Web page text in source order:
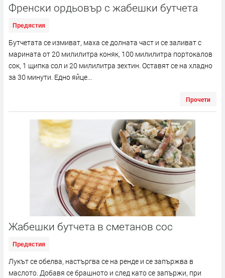
Френски ордьовър с жабешки бутчета
Предястия
Бутчетата се измиват, маха се долната част и се заливат с
марината от 20 милилитра коняк, 100 милилитра портокалов
сок, 1 щипка сол и 20 милилитра зехтин. Оставят се на хладно
за 30 минути. Едно яйце...
Прочети
Жабешки бутчета в сметанов сос
Предястия
Лукът се обелва, настъргва се на ренде и се запържва в
маслото. Добавя се брашното и след като се запържи, при